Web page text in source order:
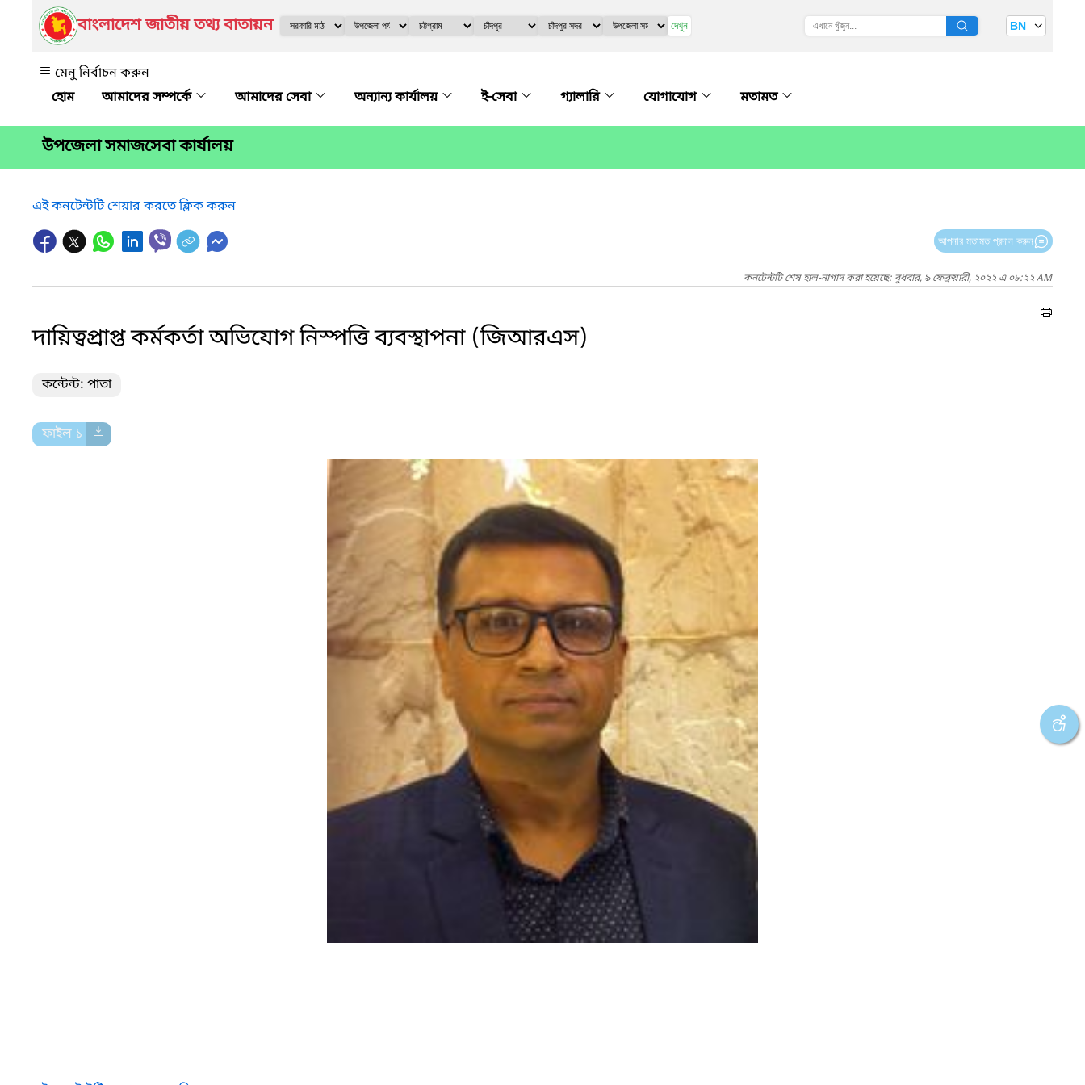
বাংলাদেশ জাতীয় তথ্য বাতায়ন দেখুন BN
মেনু নির্বাচন করুন
আমাদের সম্পর্কে
আমাদের সেবা অন্যান্য কার্যালয় ই-সেবা গ্যালারি যোগাযোগ মতামত
উপজেলা সমাজসেবা কার্যালয়
এই কনটেন্টটি শেয়ার করতে ক্লিক করুন
আপনার মতামত প্রদান করুন
কনটেন্টটি শেষ হাল-নাগাদ করা হয়েছে: বুধবার, ৯ ফেব্রুয়ারী, ২০২২ এ ০৮:২২ AM
দায়িত্বপ্রাপ্ত কর্মকর্তা অভিযোগ নিস্পত্তি ব্যবস্থাপনা (জিআরএস)
কন্টেন্ট: পাতা
ফাইল ১